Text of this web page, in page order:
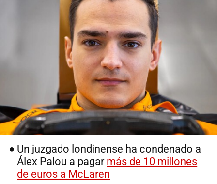
Un juzgado londinense ha condenado a
Álex Palou a pagar más de 10 millones
de euros a McLaren